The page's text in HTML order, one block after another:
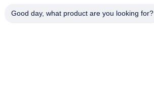
Good day, what product are you looking for?